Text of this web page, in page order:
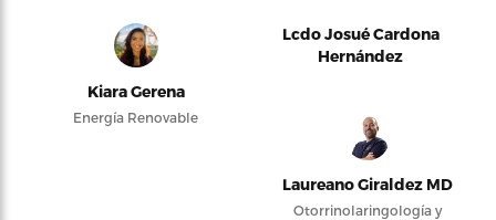
Kiara Gerena
Energía Renovable
Lcdo Josué Cardona
Hernández
Laureano Giraldez MD
Otorrinolaringología y